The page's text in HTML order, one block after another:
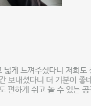
게 느껴주셨다니 저희
보내셨다니 더 기분이 좋
편하게 쉬고 놀 수 있는